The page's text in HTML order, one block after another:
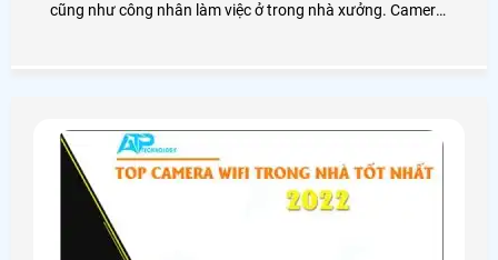
cũng như công nhân làm việc ở trong nhà xưởng. Camera